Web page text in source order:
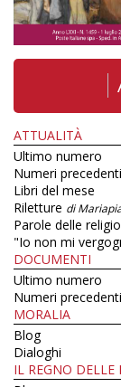
ATTUALITÀ
Ultimo numero
Numeri precedenti
Libri del mese
Riletture di
Parole delle
"Io non mi
DOCUMENTI
Ultimo numero
Numeri precedenti
MORALIA
Blog
Dialoghi
IL REGNO DELLE